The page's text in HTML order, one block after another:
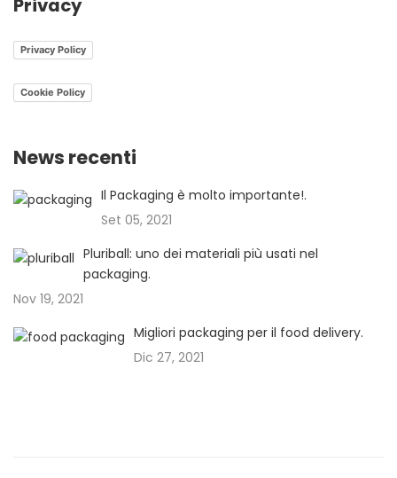
Privacy
Privacy Policy
Cookie Policy
News recenti
Il Packaging è molto importante!.
Set 05, 2021
Pluriball: uno dei materiali più usati nel
packaging.
Nov 19, 2021
Migliori packaging per il food delivery.
Dic 27, 2021